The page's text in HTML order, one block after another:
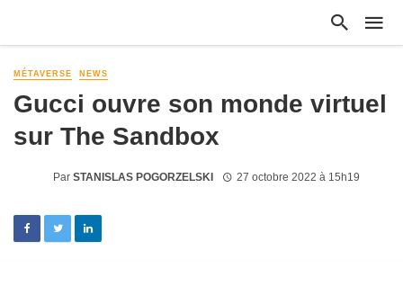
MÉTAVERSE NEWS
Gucci ouvre son monde virtuel
sur The Sandbox
Par STANISLAS POGORZELSKI 27 octobre 2022 à 15h19